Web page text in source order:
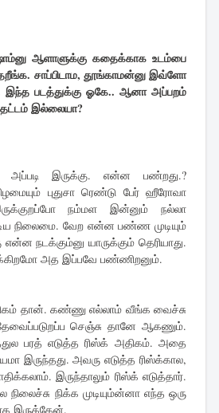
ஆளாளுக்கு கதைக்காக உடம்பை
சாப்பிடாம, தூங்காமன்னு இவ்ளோ
இந்த படத்துக்கு ஓகே.. ஆனா அப்பறம்
இல்லையா?
அப்படி இருக்கு. என்ன பண்றது.?
புதுசா ரெண்டு பேர் ஹீரோவா
நம்மள இன்னும் நல்லா
நிலைமை. வேற என்ன பண்ண முடியும்
நடக்கும்னு யாருக்கும் தெரியாது.
அத இப்பவே பண்ணிறனும்.
தான். கண்ணு எல்லாம் வீங்க வைச்சு
செஞ்சு தானே ஆகணும்.
பரத் எடுத்த ரிஸ்க் அதிகம். அதை
இருந்தது. அவரு எடுத்த ரிஸ்க்கால,
இருந்தாலும் ரிஸ்க் எடுத்தார்.
நிக்க முடியும்ன்னா எந்த ஒரு
இருக்கேன்.